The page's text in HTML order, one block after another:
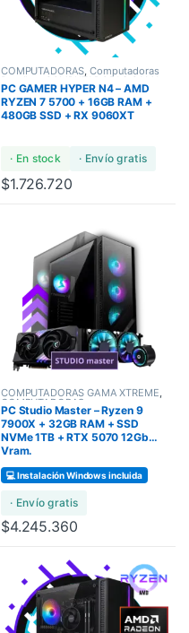
COMPUTADORAS,Computadoras
COMPUTADORAS GAMA
ULTRA
PC GAMER HYPER N4 – AMD
RYZEN 7 5700 + 16GB RAM +
480GB SSD + RX 9060XT
· En stock · Envío gratis
$1.726.720
COMPUTADORAS GAMA XTREME,
COMPUTADORAS
COMPUTADORAS GAMA ULTRA
COMPUTADORAS GAMERS,
Design Work, PCs STUDIO
PC Studio Master – Ryzen 9
7900X + 32GB RAM + SSD
NVMe 1TB + RTX 5070 12Gb
Vram.
💻 Instalación Windows incluida
· Envío gratis
$4.245.360